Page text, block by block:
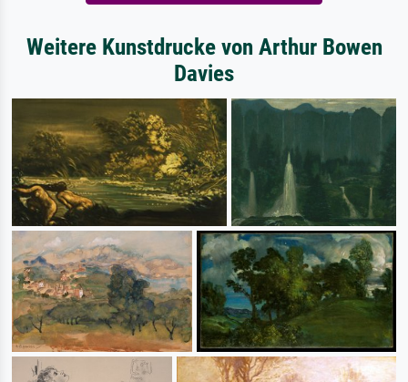
Weitere Kunstdrucke von Arthur Bowen
Davies